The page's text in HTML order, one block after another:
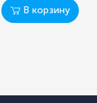
В корзину